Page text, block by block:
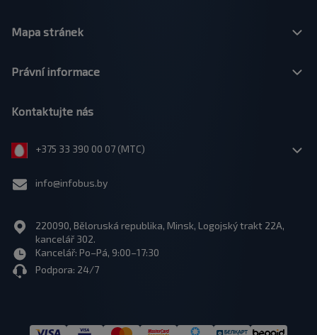
Mapa stránek
Právní informace
Kontaktujte nás
+375 33 390 00 07 (МТС)
info@infobus.by
220090, Běloruská republika, Minsk, Logojský trakt 22A,
kancelář 302.
Kancelář: Po–Pá, 9:00–17:30
Podpora: 24/7